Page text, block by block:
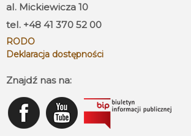
al. Mickiewicza 10
tel. +48 41 370 52 00
RODO
Deklaracja dostępności
Znajdź nas na: